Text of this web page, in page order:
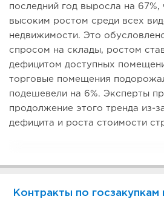
последний год выросла на
высоким ростом среди всех
недвижимости. Это
спросом на склады, ростом
дефицитом доступных
торговые помещения
подешевели на 6%. Эксперты
продолжение этого тренда из-
дефицита и роста стоимости
Контракты по госзакупкам